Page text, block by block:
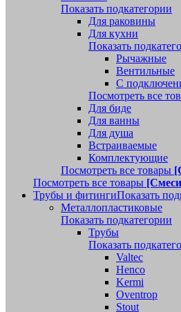
Показать подкатегории
Для раковины
Для кухни
Показать
Рычажные
Вентильные
С
Посмотреть все
Для биде
Для ванны
Для душа
Встраиваемые
Комплектующие
Посмотреть все товары
Посмотреть все товары
Трубы и фитингиПоказать
Металлопластиковые
Показать подкатегории
Трубы
Показать
Valtec
Henco
Kermi
Oventrop
Stout